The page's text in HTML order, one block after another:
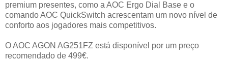
premium presentes, como a AOC Ergo Dial Base e o
comando AOC QuickSwitch acrescentam um novo nível de
conforto aos jogadores mais competitivos.
O AOC AGON AG251FZ está disponível por um preço
recomendado de 499€.